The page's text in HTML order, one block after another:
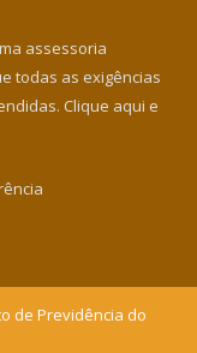
assessoria
todas as exigências
Clique aqui e
de Previdência do